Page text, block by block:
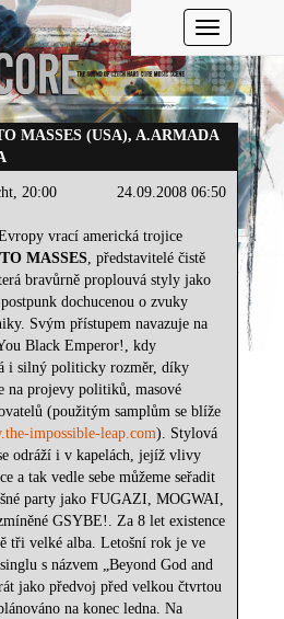
Toggle
MASSES (USA), A.ARMADA
24.09.2008 06:50
20:00
vrací americká trojice
MASSES, představitelé čistě
bravůrně proplouvá styly jako
dochucenou o zvuky
Svým přístupem navazuje na
Black Emperor!, kdy
i silný politicky rozměr, díky
na projevy politiků, masové
(použitým samplům se blíže
impossible-leap.com). Stylová
odráží i v kapelách, jejíž vlivy
a tak vedle sebe můžeme seřadit
party jako FUGAZI, MOGWAI,
GSYBE!. Za 8 let existence
tři velké alba. Letošní rok je ve
s názvem „Beyond God and
jako předvoj před velkou čtvrtou
na konec ledna. Na